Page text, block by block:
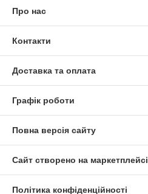
Про нас
Контакти
Доставка та оплата
Графік роботи
Повна версія сайту
Сайт створено на маркетплейсі
Політика конфіденційності